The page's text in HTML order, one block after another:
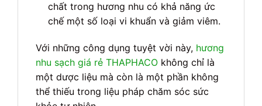
chất trong hương nhu có khả năng ức
chế một số loại vi khuẩn và giảm viêm.
Với những công dụng tuyệt vời này, hương
nhu sạch giá rẻ THAPHACO không chỉ là
một dược liệu mà còn là một phần không
thể thiếu trong liệu pháp chăm sóc sức